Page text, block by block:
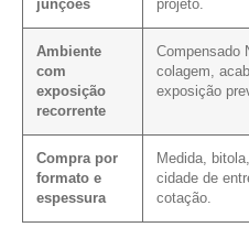
junções
projeto.
Ambiente
com
exposição
recorrente
Compensado
colagem,
exposição
Compra por
formato e
espessura
Medida,
cidade de
cotação.